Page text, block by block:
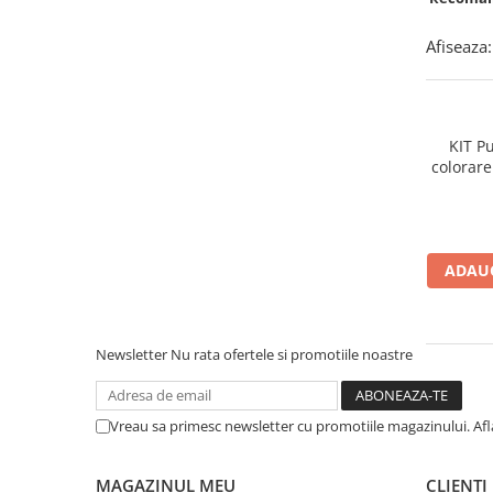
Afiseaza:
KIT
Newsletter Nu rata ofertele si promotiile noastre
Vreau sa primesc newsletter cu promotiile magazinului.
MAGAZINUL MEU CLIENTI